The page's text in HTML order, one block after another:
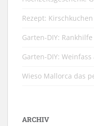
Rezept:
Garten-DIY:
Garten-DIY:
Wieso Mallorca das
ARCHIV